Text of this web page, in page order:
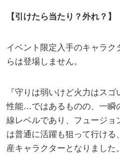
【引けたら当たり？外れ？】
イベント限定入手のキャラク
らは登場しません。
『守りは弱いけど火力はス
性能…ではあるものの、一瞬
線レベルであり、フュージョ
は普通に活躍も狙って行ける
産キャラクターとなりました。